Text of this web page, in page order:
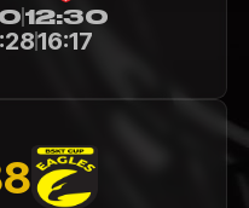
12:30
16:17